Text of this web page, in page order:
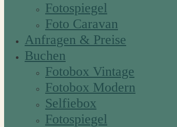
Fotospiegel
Foto Caravan
Anfragen & Preise
Buchen
Fotobox Vintage
Fotobox Modern
Selfiebox
Fotospiegel